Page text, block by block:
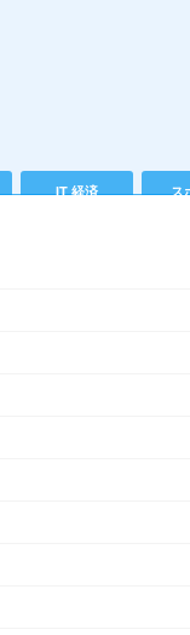
IT 経済 ス